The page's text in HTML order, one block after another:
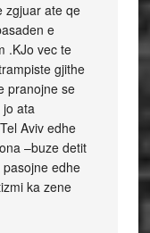
zgjuar ate qe
e
.KJo vec te
gjithe
pranojne se
ata
Aviv edhe
–buze detit
edhe
ka zene